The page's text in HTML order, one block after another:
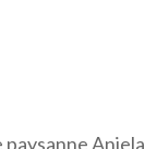
Anjela